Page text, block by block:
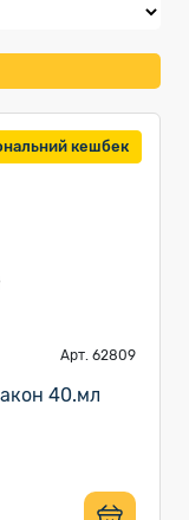
кешбек
Арт. 62809
40.мл